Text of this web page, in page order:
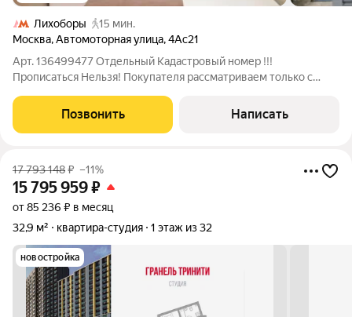
Лихоборы
15 мин.
Москва,Автомоторная улица,4Ас21
Арт. 136499477 Отдельный Кадастровый номер !!!
Прописаться Нельзя! Покупателя рассматриваем только с
современные аппартаменты-студия с антресолью и
евроремонтом идеальный вариант для первого
Позвонить Написать
17 793 148₽ –11%
15 795 959₽
от 85 236 ₽ в месяц
32,9 м²
квартира-студия 1 этаж из 32
новостройка